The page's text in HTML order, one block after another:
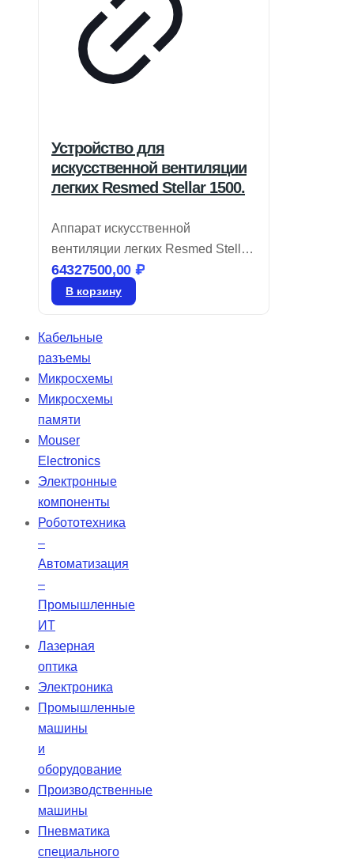
Устройство для
искусственной вентиляции
легких Resmed Stellar 1500.
Аппарат искусственной
вентиляции легких Resmed Stellar
150 соответствует требованиям
современных клиник, предлагая
настройки и оптимизации работы
потребности и позволяя им
64327500,00 ₽
В корзину
Кабельные
разъемы
Микросхемы
Микросхемы
памяти
Mouser
Electronics
Электронные
компоненты
Робототехника
–
Автоматизация
–
Промышленные
ИТ
Лазерная
оптика
Электроника
Промышленные
машины
и
оборудование
Производственные
машины
Пневматика
специального